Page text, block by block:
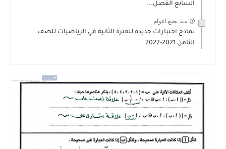
السابع الفصل...
منذ بضع اعوام
نماذج اختبارات جديدة للفترة الثانية في الرياضيات للصف
الثامن 2021-2022